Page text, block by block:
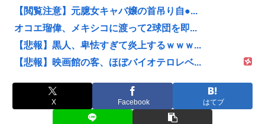
【閲覧注意】元臆女キャバ嬢の首吊り自●...
オコエ瑠偉、メキシコに渡って2球団を即...
【悲報】黒人、卑怯すぎて炎上するｗｗｗ...
【悲報】映画館の客、ほぼバイオテロレベ...
X Facebook はてブ